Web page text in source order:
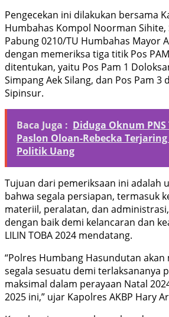
Pengecekan ini dilakukan bersama
Humbahas Kompol Noorman Sihite,
Pabung 0210/TU Humbahas Mayor
dengan memeriksa tiga titik Pos
ditentukan, yaitu Pos Pam 1
Simpang Aek Silang, dan Pos Pam 3
Sipinsur.
Baca Juga : Diduga Oknum PNS
Paslon Oloan-Rebecka
Politik Uang
Tujuan dari pemeriksaan ini adalah
bahwa segala persiapan, termasuk
materiil, peralatan, dan
dengan baik demi kelancaran dan
LILIN TOBA 2024 mendatang.
“Polres Humbang Hasundutan
segala sesuatu demi terlaksananya
maksimal dalam perayaan Natal
2025 ini,” ujar Kapolres AKBP Hary